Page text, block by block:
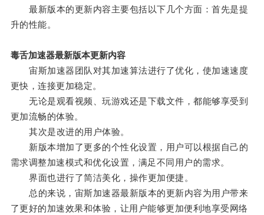
最新版本的更新内容主要包括以下几个方面：首先是提
升的性能。
毒舌加速器最新版本更新内容
宙斯加速器团队对其加速算法进行了优化，使加速速度
更快，连接更加稳定。
无论是观看视频、玩游戏还是下载文件，都能够享受到
更加流畅的体验。
其次是改进的用户体验。
新版本增加了更多的个性化设置，用户可以根据自己的
需求调整加速模式和优化设置，满足不同用户的需求。
界面也进行了简洁美化，操作更加便捷。
总的来说，宙斯加速器最新版本的更新内容为用户带来
了更好的加速效果和体验，让用户能够更加便利地享受网络